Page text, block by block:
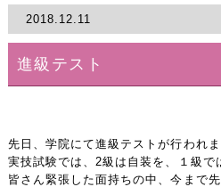
2018.12.11
進級テスト
先日、学院にて進級テストが行われま
実技試験では、2級は自装を、１級で
皆さん緊張した面持ちの中、今まで